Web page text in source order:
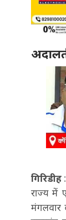
गिरिडीह
राज्य में
मंगलवार